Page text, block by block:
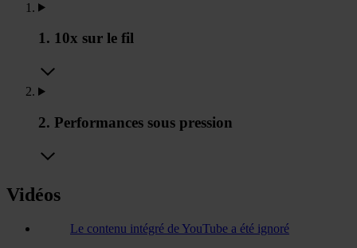
1. 10x sur le fil
2. Performances sous pression
Vidéos
Le contenu intégré de YouTube a été ignoré